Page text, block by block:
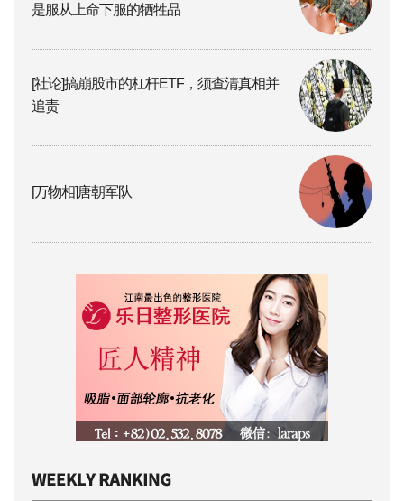
是服从上命下服的牺牲品
[社论]搞崩股市的杠杆ETF，须查清真相并
追责
[万物相]唐朝军队